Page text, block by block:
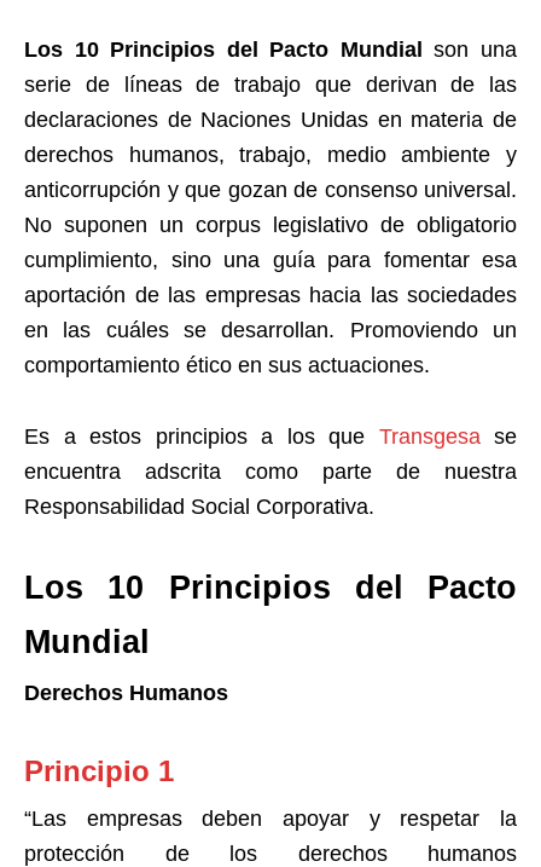
Los 10 Principios del Pacto Mundial son una
serie de líneas de trabajo que derivan de las
declaraciones de Naciones Unidas en materia de
derechos humanos, trabajo, medio ambiente y
anticorrupción y que gozan de consenso universal.
No suponen un corpus legislativo de obligatorio
cumplimiento, sino una guía para fomentar esa
aportación de las empresas hacia las sociedades
en las cuáles se desarrollan. Promoviendo un
comportamiento ético en sus actuaciones.
Es a estos principios a los que Transgesa se
encuentra adscrita como parte de nuestra
Responsabilidad Social Corporativa.
Los 10 Principios del Pacto
Mundial
Derechos Humanos
Principio 1
“Las empresas deben apoyar y respetar la
protección de los derechos humanos